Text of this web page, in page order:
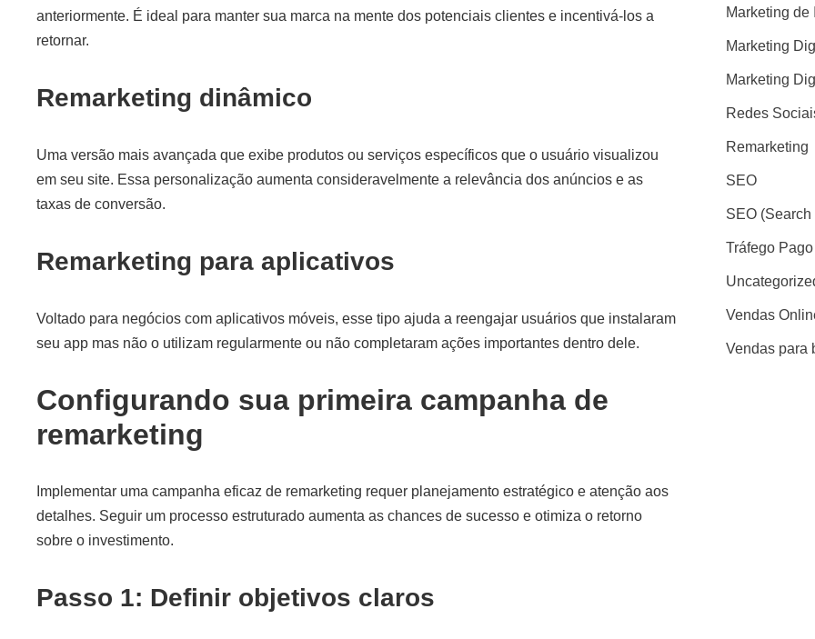
anteriormente. É ideal para manter sua marca na mente dos potenciais clientes e incentivá-los a
retornar.
Remarketing dinâmico
Uma versão mais avançada que exibe produtos ou serviços específicos que o usuário visualizou
em seu site. Essa personalização aumenta consideravelmente a relevância dos anúncios e as
taxas de conversão.
Remarketing para aplicativos
Voltado para negócios com aplicativos móveis, esse tipo ajuda a reengajar usuários que instalaram
seu app mas não o utilizam regularmente ou não completaram ações importantes dentro dele.
Configurando sua primeira campanha de
remarketing
Implementar uma campanha eficaz de remarketing requer planejamento estratégico e atenção aos
detalhes. Seguir um processo estruturado aumenta as chances de sucesso e otimiza o retorno
sobre o investimento.
Passo 1: Definir objetivos claros
Marketing de
Marketing
Marketing
Redes
Remarketing
SEO
SEO
Tráfego Pago
Vendas
Vendas para